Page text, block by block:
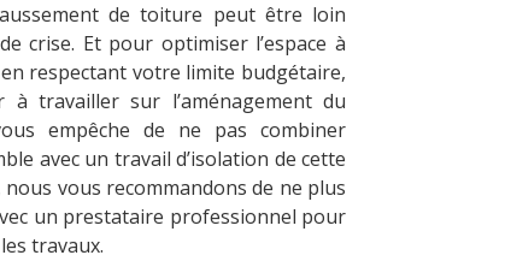
de toiture peut être loin
crise. Et pour optimiser l’espace à
respectant votre limite budgétaire,
travailler sur l’aménagement du
empêche de ne pas combiner
avec un travail d’isolation de cette
nous vous recommandons de ne plus
un prestataire professionnel pour
travaux.